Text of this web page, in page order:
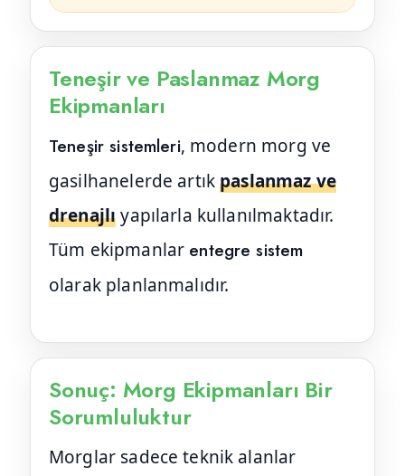
Teneşir ve Paslanmaz Morg
Ekipmanları
Teneşir sistemleri, modern morg ve
gasilhanelerde artıkpaslanmaz ve
drenajlıyapılarla kullanılmaktadır.
Tüm ekipmanlar entegre sistem
olarak planlanmalıdır.
Sonuç: Morg Ekipmanları Bir
Sorumluluktur
Morglar sadece teknik alanlar